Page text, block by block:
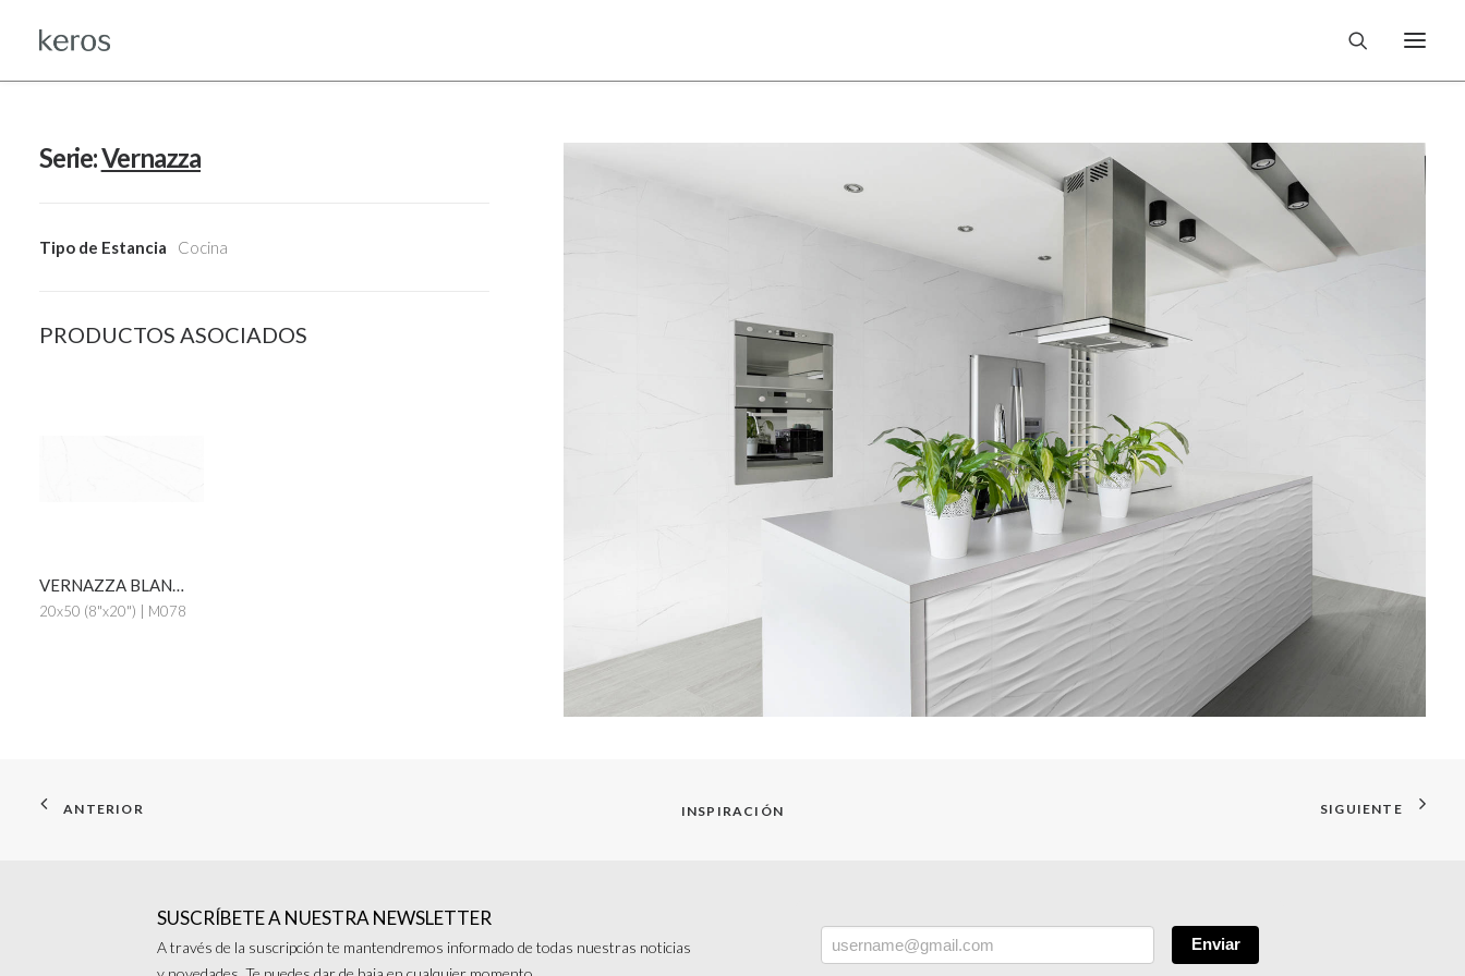
Serie:Vernazza
Tipo de Estancia Cocina
PRODUCTOS ASOCIADOS
VERNAZZA BLANCO
20x50 (8"x20") | M078
ANTERIOR INSPIRACIÓN SIGUIENTE
SUSCRÍBETE A NUESTRA NEWSLETTER
A través de la suscripción te mantendremos informado de todas nuestras noticias
Enviar